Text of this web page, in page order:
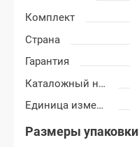
Комплект
Страна
Гарантия
Каталожный номер
Единица измерения
Размеры упаковки